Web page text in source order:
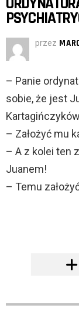
przez
– Panie
sobie, że jest
– Założyć mu
– A z kolei ten
Juanem!
– Temu